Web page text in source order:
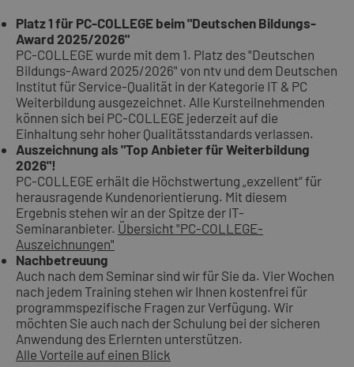
Platz 1 für PC-COLLEGE beim "Deutschen Bildungs-
Award 2025/2026"
PC-COLLEGE wurde mit dem 1. Platz des "Deutschen
Bildungs-Award 2025/2026" von ntv und dem Deutschen
Institut für Service-Qualität in der Kategorie IT & PC
Weiterbildung ausgezeichnet. Alle Kursteilnehmenden
können sich bei PC-COLLEGE jederzeit auf die
Einhaltung sehr hoher Qualitätsstandards verlassen.
Auszeichnung als "Top Anbieter für Weiterbildung
2026"!
PC-COLLEGE erhält die Höchstwertung „exzellent“ für
herausragende Kundenorientierung. Mit diesem
Ergebnis stehen wir an der Spitze der IT-
Seminaranbieter. Übersicht "PC-COLLEGE-
Auszeichnungen"
Nachbetreuung
Auch nach dem Seminar sind wir für Sie da. Vier Wochen
nach jedem Training stehen wir Ihnen kostenfrei für
programmspezifische Fragen zur Verfügung. Wir
möchten Sie auch nach der Schulung bei der sicheren
Anwendung des Erlernten unterstützen.
Alle Vorteile auf einen Blick